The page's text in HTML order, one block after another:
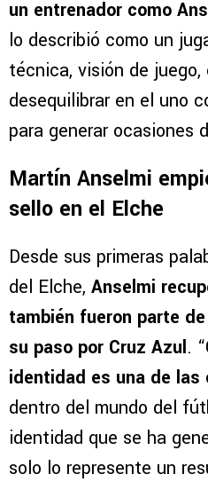
un entrenador como
lo describió como un
técnica, visión de juego,
desequilibrar en el uno
para generar ocasiones
Martín Anselmi
sello en el Elche
Desde sus primeras
del Elche, Anselmi
también fueron parte
su paso por Cruz Azul.
identidad es una de
dentro del mundo del
identidad que se ha
solo lo represente un